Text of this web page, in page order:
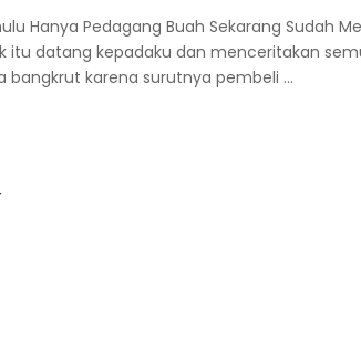
Hanya Pedagang Buah Sekarang Sudah
itu datang kepadaku dan menceritakan
bangkrut karena surutnya pembeli ...